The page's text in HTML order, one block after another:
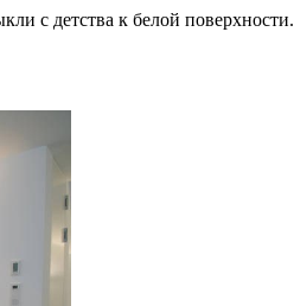
с детства к белой поверхности.